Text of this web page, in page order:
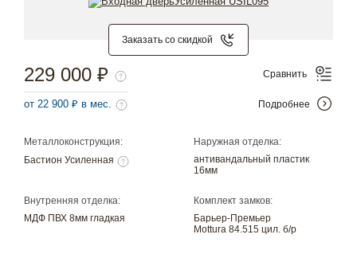
Заказать со скидкой
Металлоконструкция:
Бастион Усиленная
Наружная отделка:
антивандальный пластик
16мм
Внутренняя отделка:
МДФ ПВХ 8мм гладкая
Комплект замков:
Барьер-Премьер
Mottura 84.515 цил. б/р
229 000 ₽
от 22 900 ₽ в мес.
Сравнить
Подробнее